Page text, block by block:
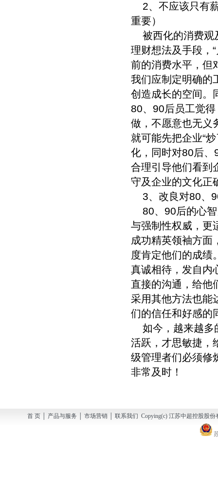
2、不应该只有
重要）
被西化的消费观
理财想法及手段，
前的消费水平，但
我们应制定明确的
创造成长的空间。
80、90后员工觉
做，不愿意也无义
就可能先把企业“
化，同时对80后
合理引导他们看到
守及企业的文化正
3、改良对80、
80、90后的心智
与强制性权威，更
成功精英领袖方面
度肯定他们的成绩
真诚相待，发自内
直接的沟通，给他
采用其他方法也能
们的信任和好感的
如今，越来越多
活跃，才思敏捷，
级管理者们必须修
非常及时！
首 页 │ 产品与服务 │ 市场营销 │ 联系我们 Copying(c) 江苏中超控股股